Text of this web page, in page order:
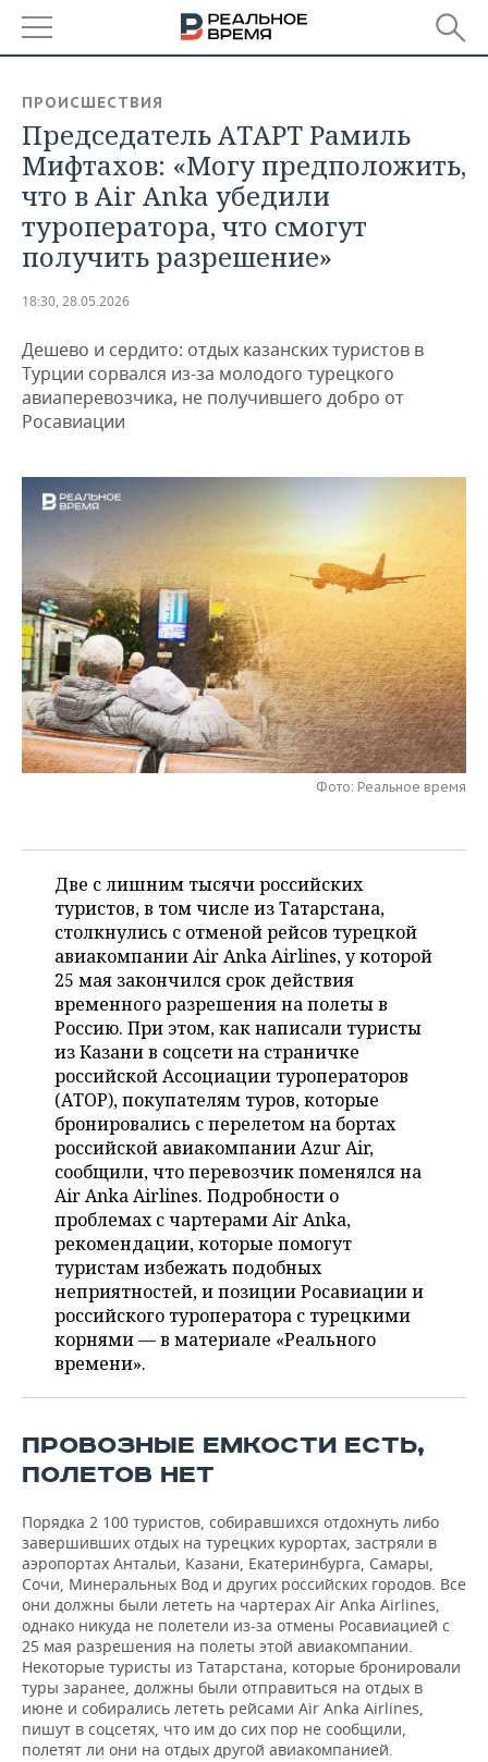
БАШКОРТОСТАН
ТАТАРСТАН
УДМУРТИЯ
НОВОСТИ
АНАЛИТИКА
НОВОСТИ АНАЛИТИКИ
ДЕКЛАРАЦИИ О ДОХОДАХ
ВУЗЫ ТАТАРСТАНА
КОМУ ПРИНАДЛЕЖАТ
ЭКОНОМИКА
НОВОСТИ ЭКОНОМИКИ
БАНКИ
БЮДЖЕТ
ИНВЕСТИЦИИ
ПРОМЫШЛЕННОСТЬ
ПРОМЫШЛЕННОСТИ
АГРОПРОМ
НЕФТЕХИМИЯ
НЕФТЬ
ОПК
ЭНЕРГЕТИКА
НОВОСТИ НЕДВИЖИМОСТИ
АВТО
НОВОСТИ АВТО
БИЗНЕС
НОВОСТИ БИЗНЕСА
РОЗНИЧНАЯ ТОРГОВЛЯ
ТРАНСПОРТ
УСЛУГИ
ТЕХНОЛОГИИ
НОВОСТИ ТЕХНОЛОГИЙ
IT
МЕДИА
ТЕЛЕКОММУНИКАЦИИ
МЕРОПРИЯТИЯ
НОВОСТИ МЕРОПРИЯТИЙ
ВЫЕЗДНАЯ РЕДАКЦИЯ
БИЗНЕС-БРАНЧИ
ONLINE-КОНФЕРЕНЦИИ
ОТКРЫТАЯ ЛЕКЦИЯ
СПОРТ
НОВОСТИ СПОРТА
ФУТБОЛ
ХОККЕЙ
БАСКЕТБОЛ
КИБЕРСПОРТ
ФИГУРНОЕ КАТАНИЕ
ВОДНЫЕ ВИДЫ СПОРТА
ХОККЕЙ С МЯЧОМ
ОБЩЕСТВО
НОВОСТИ ОБЩЕСТВА
ВЛАСТЬ
ИНФРАСТРУКТУРА
КУЛЬТУРА
МЕДИЦИНА
ОБРАЗОВАНИЕ
ПРОИСШЕСТВИЯ
ФОТОГАЛЕРЕЯ
СЮЖЕТЫ
СПРАВОЧНИК
СПИСОК КОМПАНИЙ
ПРОИСШЕСТВИЯ
Председатель АТАРТ Рамиль
Мифтахов: «Могу предположить,
что в Air Anka убедили
туроператора, что смогут
получить разрешение»
18:30, 28.05.2026
Дешево и сердито: отдых казанских туристов в
Турции сорвался из-за молодого турецкого
авиаперевозчика, не получившего добро от
Росавиации
Фото: Реальное время
Две с лишним тысячи российских
туристов, в том числе из Татарстана,
столкнулись с отменой рейсов турецкой
авиакомпании Air Anka Airlines, у которой
25 мая закончился срок действия
временного разрешения на полеты в
Россию. При этом, как написали туристы
из Казани в соцсети на страничке
российской Ассоциации туроператоров
(АТОР), покупателям туров, которые
бронировались с перелетом на бортах
российской авиакомпании Azur Air,
сообщили, что перевозчик поменялся на
Air Anka Airlines. Подробности о
проблемах с чартерами Air Anka,
рекомендации, которые помогут
туристам избежать подобных
неприятностей, и позиции Росавиации и
российского туроператора с турецкими
корнями — в материале «Реального
времени».
ПРОВОЗНЫЕ ЕМКОСТИ ЕСТЬ,
ПОЛЕТОВ НЕТ
Порядка 2 100 туристов, собиравшихся отдохнуть либо
завершивших отдых на турецких курортах, застряли в
аэропортах Антальи, Казани, Екатеринбурга, Самары,
Сочи, Минеральных Вод и других российских городов. Все
они должны были лететь на чартерах Air Anka Airlines,
однако никуда не полетели из-за отмены Росавиацией с
25 мая разрешения на полеты этой авиакомпании.
Некоторые туристы из Татарстана, которые бронировали
туры заранее, должны были отправиться на отдых в
июне и собирались лететь рейсами Air Anka Airlines,
пишут в соцсетях, что им до сих пор не сообщили,
полетят ли они на отдых другой авиакомпанией.